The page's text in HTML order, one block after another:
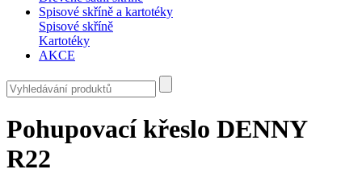
Spisové skříně a kartotéky
Spisové skříně
Kartotéky
AKCE
Pohupovací křeslo DENNY
R22